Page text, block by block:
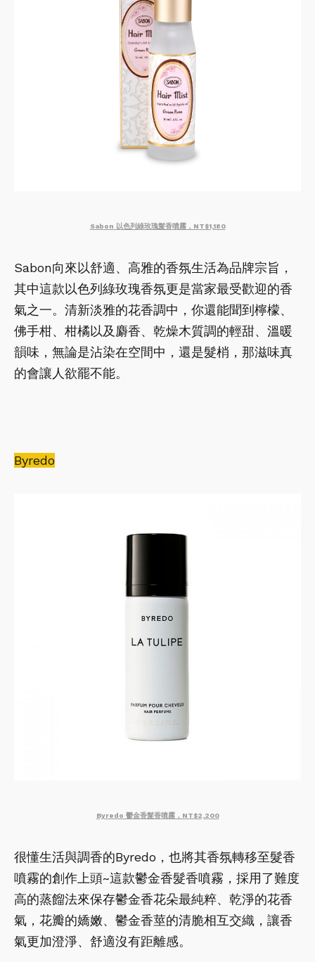
Sabon 以色列綠玫瑰髮香噴霧，NT$1,180
Sabon向來以舒適、高雅的香氛生活為品牌宗旨，
其中這款以色列綠玫瑰香氛更是當家最受歡迎的香
氣之一。清新淡雅的花香調中，你還能聞到檸檬、
佛手柑、柑橘以及麝香、乾燥木質調的輕甜、溫暖
韻味，無論是沾染在空間中，還是髮梢，那滋味真
的會讓人欲罷不能。
Byredo
Byredo 鬱金香髮香噴霧，NT$2,200
很懂生活與調香的Byredo，也將其香氛轉移至髮香
噴霧的創作上頭~這款鬱金香髮香噴霧，採用了難度
高的蒸餾法來保存鬱金香花朵最純粹、乾淨的花香
氣，花瓣的嬌嫩、鬱金香莖的清脆相互交織，讓香
氣更加澄淨、舒適沒有距離感。